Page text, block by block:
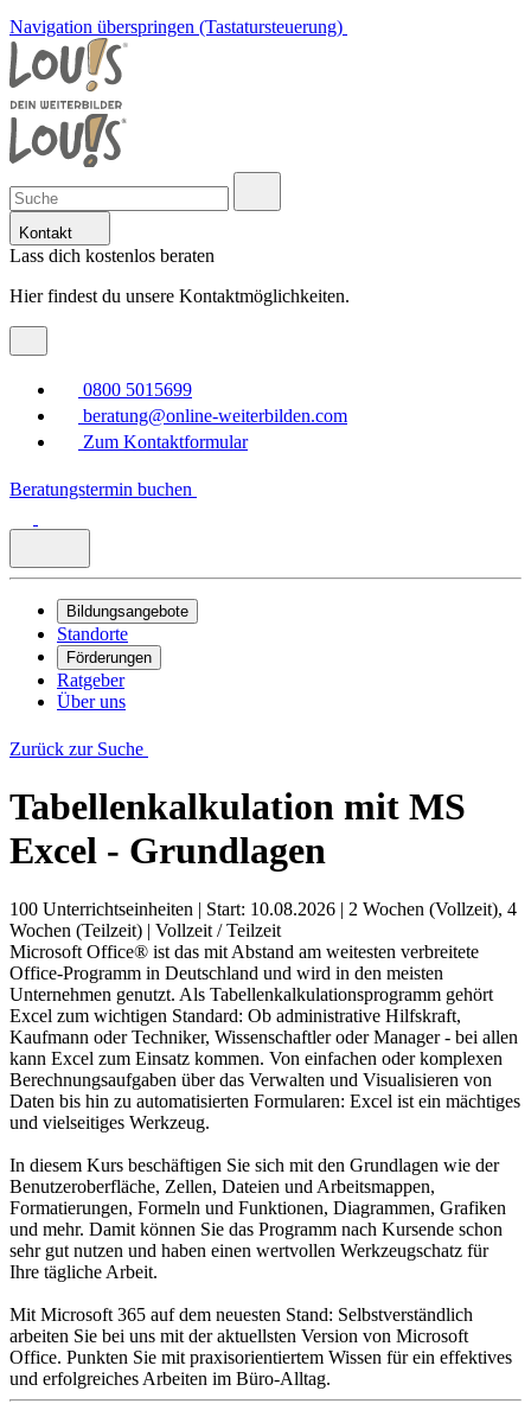
Navigation überspringen (Tastatursteuerung)
Kontakt
Lass dich kostenlos beraten
Hier findest du unsere Kontaktmöglichkeiten.
0800 5015699
beratung@online-weiterbilden.com
Zum Kontaktformular
Beratungstermin buchen
Bildungsangebote
Standorte
Förderungen
Ratgeber
Über uns
Zurück zur Suche
Tabellenkalkulation mit MS
Excel - Grundlagen
100 Unterrichtseinheiten | Start: 10.08.2026 | 2 Wochen (Vollzeit), 4
Wochen (Teilzeit) | Vollzeit / Teilzeit
Microsoft Office® ist das mit Abstand am weitesten verbreitete
Office-Programm in Deutschland und wird in den meisten
Unternehmen genutzt. Als Tabellenkalkulationsprogramm gehört
Excel zum wichtigen Standard: Ob administrative Hilfskraft,
Kaufmann oder Techniker, Wissenschaftler oder Manager - bei allen
kann Excel zum Einsatz kommen. Von einfachen oder komplexen
Berechnungsaufgaben über das Verwalten und Visualisieren von
Daten bis hin zu automatisierten Formularen: Excel ist ein mächtiges
und vielseitiges Werkzeug.
In diesem Kurs beschäftigen Sie sich mit den Grundlagen wie der
Benutzeroberfläche, Zellen, Dateien und Arbeitsmappen,
Formatierungen, Formeln und Funktionen, Diagrammen, Grafiken
und mehr. Damit können Sie das Programm nach Kursende schon
sehr gut nutzen und haben einen wertvollen Werkzeugschatz für
Ihre tägliche Arbeit.
Mit Microsoft 365 auf dem neuesten Stand: Selbstverständlich
arbeiten Sie bei uns mit der aktuellsten Version von Microsoft
Office. Punkten Sie mit praxisorientiertem Wissen für ein effektives
und erfolgreiches Arbeiten im Büro-Alltag.